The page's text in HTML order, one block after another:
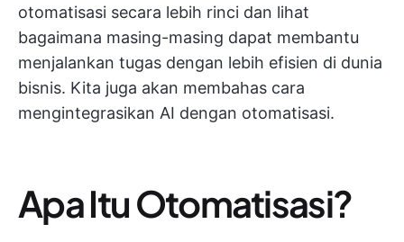
otomatisasi secara lebih rinci dan lihat
bagaimana masing-masing dapat membantu
menjalankan tugas dengan lebih efisien di dunia
bisnis. Kita juga akan membahas cara
mengintegrasikan AI dengan otomatisasi.
Apa Itu Otomatisasi?